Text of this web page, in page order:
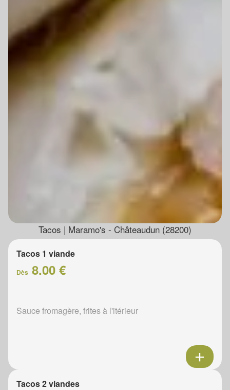
Tacos | Maramo's - Châteaudun (28200)
Tacos 1 viande
Dès 8.00 €
Sauce fromagère, frites à l'itérieur
Tacos 2 viandes